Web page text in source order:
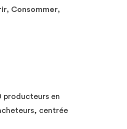
Consommer,
producteurs en
centrée